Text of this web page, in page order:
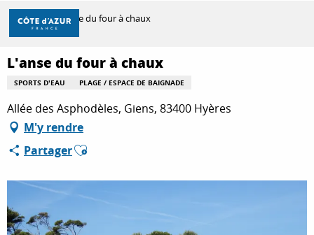
Aller
contenu
principal
DÉCOUVRIR
À FAIRE
SÉJOURNER
Accueil L'anse du four à chaux
L'anse du four à chaux
SPORTS D'EAU PLAGE / ESPACE DE BAIGNADE
Allée des Asphodèles, Giens, 83400 Hyères
M'y rendre
PartagerAjouter aux favoris